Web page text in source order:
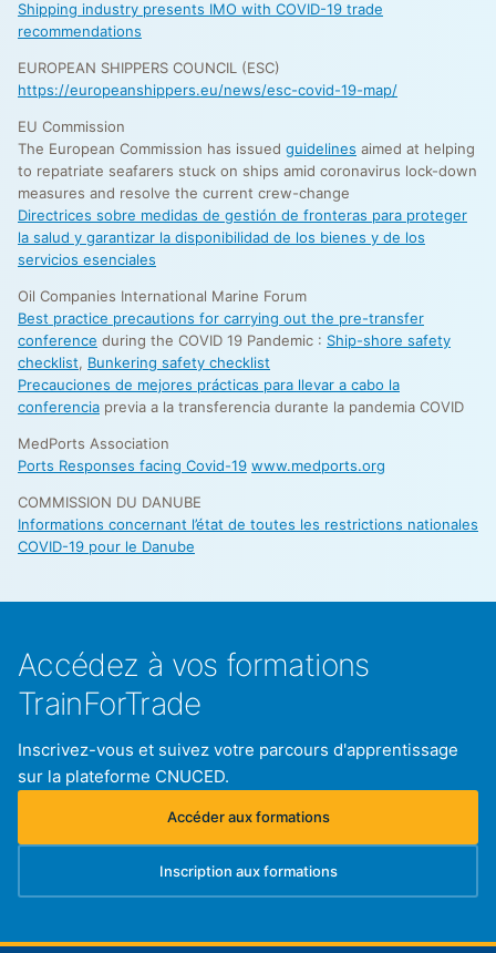
Shipping industry presents IMO with COVID-19 trade
recommendations
EUROPEAN SHIPPERS COUNCIL (ESC)
https://europeanshippers.eu/news/esc-covid-19-map/
EU Commission
The European Commission has issued guidelines aimed at helping
to repatriate seafarers stuck on ships amid coronavirus lock-down
measures and resolve the current crew-change
Directrices sobre medidas de gestión de fronteras para proteger
la salud y garantizar la disponibilidad de los bienes y de los
servicios esenciales
Oil Companies International Marine Forum
Best practice precautions for carrying out the pre-transfer
conference during the COVID 19 Pandemic : Ship-shore safety
checklist, Bunkering safety checklist
Precauciones de mejores prácticas para llevar a cabo la
conferencia previa a la transferencia durante la pandemia COVID
MedPorts Association
Ports Responses facing Covid-19 www.medports.org
COMMISSION DU DANUBE
Informations concernant l’état de toutes les restrictions nationales
COVID-19 pour le Danube
Accédez à vos formations
TrainForTrade
Inscrivez-vous et suivez votre parcours d'apprentissage
sur la plateforme CNUCED.
Accéder aux formations
(s'ouvre dans un nouvel onglet)
Inscription aux formations
(s'ouvre dans un nouvel onglet)